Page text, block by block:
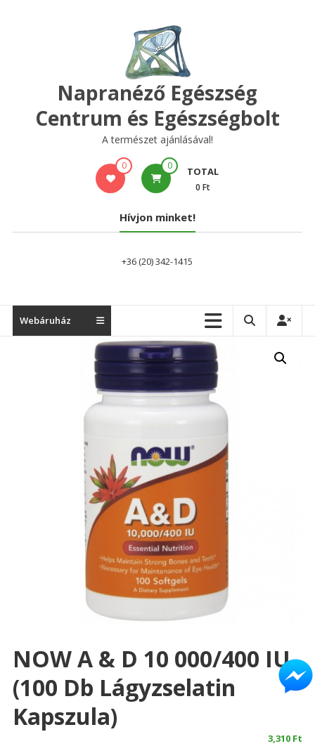
Napranéző Egészség
Centrum és Egészségbolt
A természet ajánlásával!
0 0 TOTAL
0 Ft
Hívjon minket!
+36 (20) 342-1415
Webáruház
NOW A & D 10 000/400 IU
(100 Db Lágyzselatin
Kapszula)
3,310 Ft